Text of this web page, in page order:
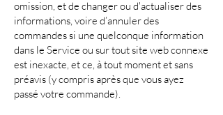
omission, et de changer ou d'actualiser des
informations, voire d’annuler des
commandes si une quelconque information
dans le Service ou sur tout site web connexe
est inexacte, et ce, à tout moment et sans
préavis (y compris après que vous ayez
passé votre commande).